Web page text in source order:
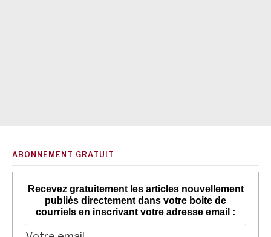
ABONNEMENT GRATUIT
Recevez gratuitement les articles nouvellement
publiés directement dans votre boite de
courriels en inscrivant votre adresse email :